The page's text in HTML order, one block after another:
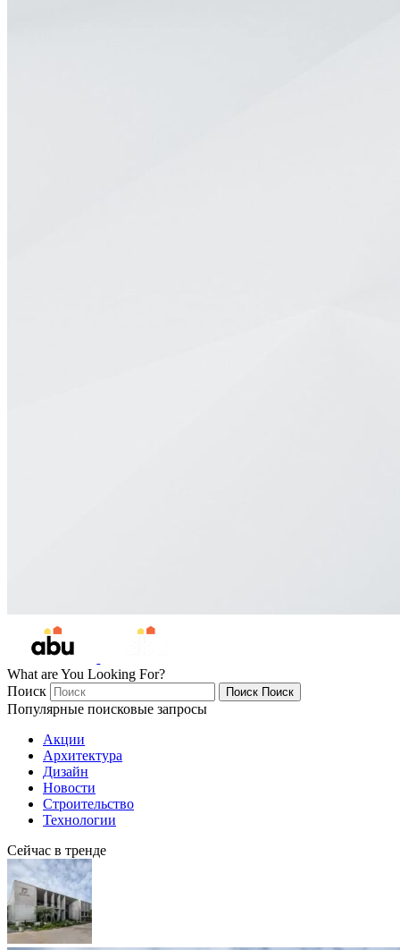
What are You Looking For?
Поиск
Поиск Поиск
Популярные поисковые запросы
Акции
Архитектура
Дизайн
Новости
Строительство
Технологии
Сейчас в тренде